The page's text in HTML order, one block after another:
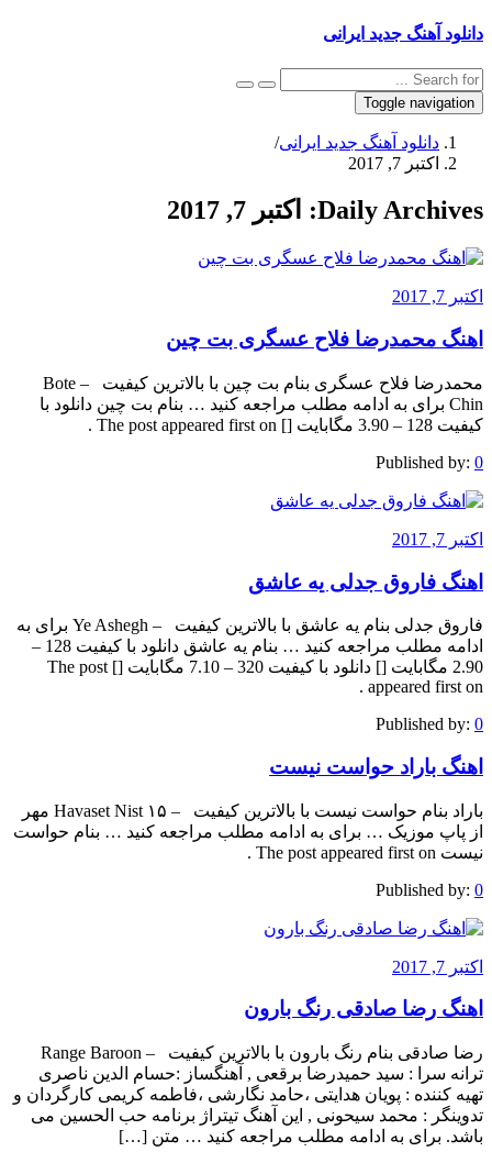
دانلود آهنگ جدید ایرانی
Toggle navigation
دانلود آهنگ جدید ایرانی/
اکتبر 7, 2017
Daily Archives: اکتبر 7, 2017
اکتبر 7, 2017
اهنگ محمدرضا فلاح عسگری بت چین
محمدرضا فلاح عسگری بنام بت چین با بالاترین کیفیت – Bote
Chin برای به ادامه مطلب مراجعه کنید … بنام بت چین دانلود با
کیفیت 128 – 3.90 مگابایت [] The post appeared first on .
Published by: 0
اکتبر 7, 2017
اهنگ فاروق جدلی یه عاشق
فاروق جدلی بنام یه عاشق با بالاترین کیفیت – Ye Ashegh برای به
ادامه مطلب مراجعه کنید … بنام یه عاشق دانلود با کیفیت 128 –
2.90 مگابایت [] دانلود با کیفیت 320 – 7.10 مگابایت [] The post
appeared first on .
Published by: 0
اهنگ باراد حواست نیست
باراد بنام حواست نیست با بالاترین کیفیت – Havaset Nist ۱۵ مهر
از پاپ موزیک … برای به ادامه مطلب مراجعه کنید … بنام حواست
نیست The post appeared first on .
Published by: 0
اکتبر 7, 2017
اهنگ رضا صادقی رنگ بارون
رضا صادقی بنام رنگ بارون با بالاترین کیفیت – Range Baroon
ترانه سرا : سید حمیدرضا برقعی , آهنگساز :حسام الدین ناصری
تهیه کننده : پویان هدایتی ،حامد نگارشی ،فاطمه کریمی کارگردان و
تدوینگر : محمد سیحونی , این آهنگ تیتراژ برنامه حب الحسین می
باشد. برای به ادامه مطلب مراجعه کنید … متن […]